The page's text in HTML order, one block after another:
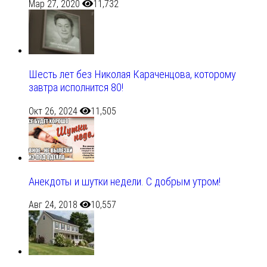
Мар 27, 2020 11,732
Шесть лет без Николая Караченцова, которому
завтра исполнится 80!
Окт 26, 2024 11,505
Анекдоты и шутки недели. С добрым утром!
Авг 24, 2018 10,557